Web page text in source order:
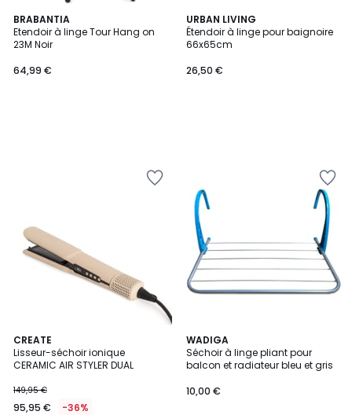
BRABANTIA
Etendoir à linge Tour Hang on
23M Noir
64,99 €
URBAN LIVING
Étendoir à linge pour baignoire
66x65cm
26,50 €
CREATE
Lisseur-séchoir ionique
CERAMIC AIR STYLER DUAL
149,95 €
95,95 € -36%
4
Couleurs
WADIGA
Séchoir à linge pliant pour
balcon et radiateur bleu et gris
10,00 €